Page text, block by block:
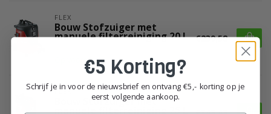
FLEX
Bouw Stofzuiger met
manuele filterreiniging 20 L
Op voorraad
€239,58
FLEX
Bouw Stofzuiger met
manuele filterreiniging 25 L
€5 Korting?
Schrijf je in voor de nieuwsbrief en ontvang €5,- korting op je
eerst volgende aankoop.